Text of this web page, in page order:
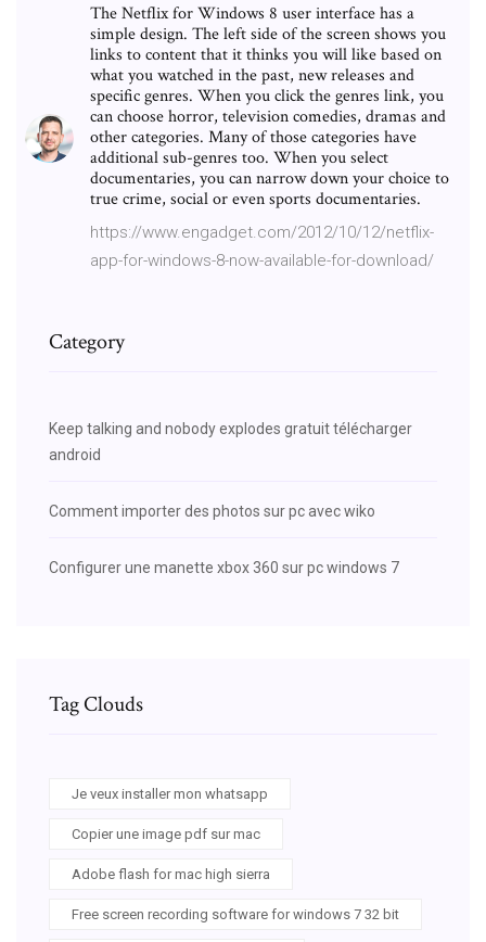
The Netflix for Windows 8 user interface has a
simple design. The left side of the screen shows you
links to content that it thinks you will like based on
what you watched in the past, new releases and
specific genres. When you click the genres link, you
can choose horror, television comedies, dramas and
other categories. Many of those categories have
additional sub-genres too. When you select
documentaries, you can narrow down your choice to
true crime, social or even sports documentaries.
https://www.engadget.com/2012/10/12/netflix-
app-for-windows-8-now-available-for-download/
Category
Keep talking and nobody explodes gratuit télécharger
android
Comment importer des photos sur pc avec wiko
Configurer une manette xbox 360 sur pc windows 7
Tag Clouds
Je veux installer mon whatsapp
Copier une image pdf sur mac
Adobe flash for mac high sierra
Free screen recording software for windows 7 32 bit